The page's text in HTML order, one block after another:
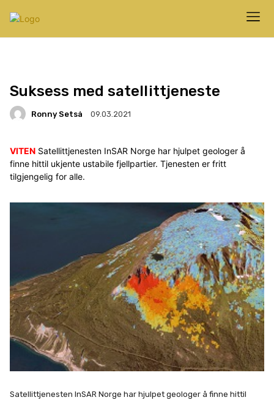
Suksess med satellittjeneste
Ronny Setså 09.03.2021
VITEN Satellittjenesten InSAR Norge har hjulpet geologer å
finne hittil ukjente ustabile fjellpartier. Tjenesten er fritt
tilgjengelig for alle.
Satellittjenesten InSAR Norge har hjulpet geologer å finne hittil